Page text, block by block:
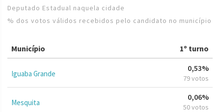
Deputado Estadual naquela cidade
% dos votos válidos recebidos pelo candidato no município
Município 1º turno
Iguaba Grande
0,53%
79 votos
Mesquita
0,06%
50 votos